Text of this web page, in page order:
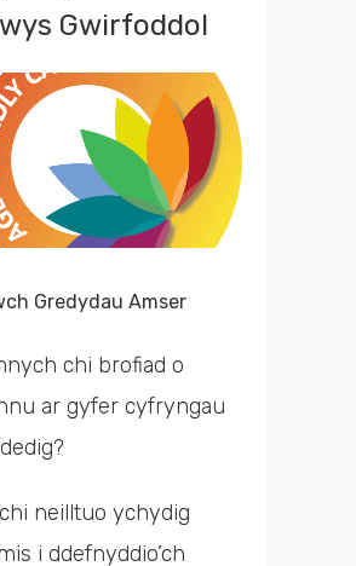
Gwirfoddol
Gredydau Amser
chi brofiad o
ar gyfer cyfryngau
neilltuo ychydig
i ddefnyddio’ch